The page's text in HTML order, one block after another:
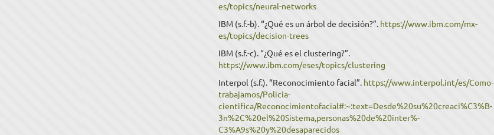
es/topics/neural-networks
IBM (s.f.-b). “¿Qué es un árbol de decisión?”. https://www.ibm.com/mx-
es/topics/decision-trees
IBM (s.f.-c). “¿Qué es el clustering?”.
https://www.ibm.com/eses/topics/clustering
Interpol (s.f.). “Reconocimiento facial”. https://www.interpol.int/es/Como-
trabajamos/Policia-
cientifica/Reconocimientofacial#:~:text=Desde%20su%20creaci%C3%B-
3n%2C%20el%20Sistema,personas%20de%20inter%-
C3%A9s%20y%20desaparecidos